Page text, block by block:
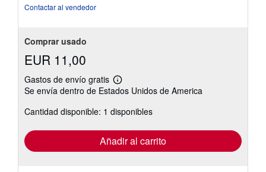
Contactar al vendedor
Comprar usado
EUR 11,00
Gastos de envío gratis
Más
información
las
tarifas
envío
Se envía dentro de Estados Unidos de America
Cantidad disponible: 1 disponibles
Añadir al carrito